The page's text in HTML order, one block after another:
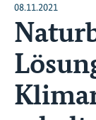
08.11.2021